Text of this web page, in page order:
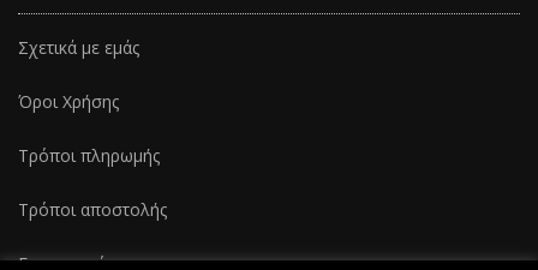
Σχετικά με εμάς
Όροι Χρήσης
Τρόποι πληρωμής
Τρόποι αποστολής
Επικοινωνία